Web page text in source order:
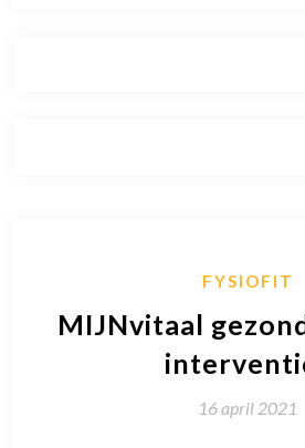
FYSIOFIT
MIJNvitaal
16 april 2021